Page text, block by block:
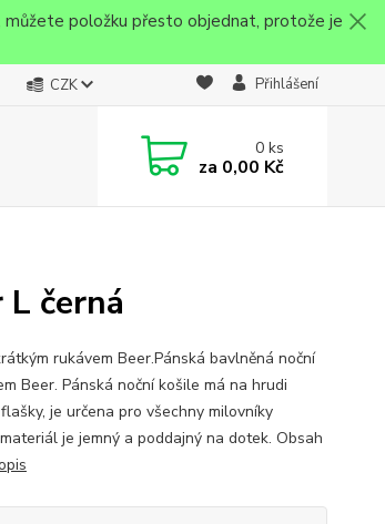
můžete položku přesto objednat, protože je
CZK Přihlášení
0ks
za 0,00 Kč
černá
rukávem Beer.Pánská bavlněná noční
Beer. Pánská noční košile má na hrudi
je určena pro všechny milovníky
je jemný a poddajný na dotek. Obsah